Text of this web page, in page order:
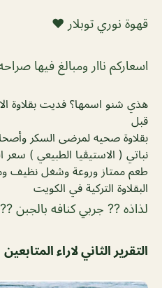
قهوة نوري توبلار ❤️
اسعاركم ناار ومبالغ فيها
هذي شنو اسمها؟ فديت بقلاوة
قبل
بقلاوة صحيه لمرضى السكر
نباتي ( الاستيڤيا الطبيعي ) سعر
طعم ممتاز وروعة وشغل نظيف
البقلاوة التركية في الكويت
لذاذه ?? جربي كنافه بالجبن ??
التقرير الثاني لاراء المتابعين